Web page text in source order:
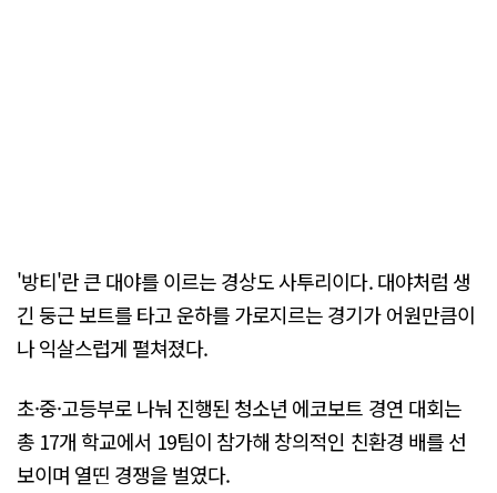
'방티'란 큰 대야를 이르는 경상도 사투리이다. 대야처럼 생
긴 둥근 보트를 타고 운하를 가로지르는 경기가 어원만큼이
나 익살스럽게 펼쳐졌다.
초·중·고등부로 나눠 진행된 청소년 에코보트 경연 대회는
총 17개 학교에서 19팀이 참가해 창의적인 친환경 배를 선
보이며 열띤 경쟁을 벌였다.